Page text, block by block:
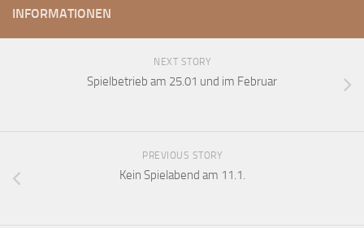
INFORMATIONEN
NEXT STORY
Spielbetrieb am 25.01 und im Februar
PREVIOUS STORY
Kein Spielabend am 11.1.